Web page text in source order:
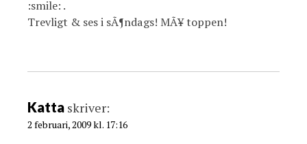
:smile: .
Trevligt & ses i sÃ¶ndags! MÃ¥ toppen!
Katta skriver:
2 februari, 2009 kl. 17:16